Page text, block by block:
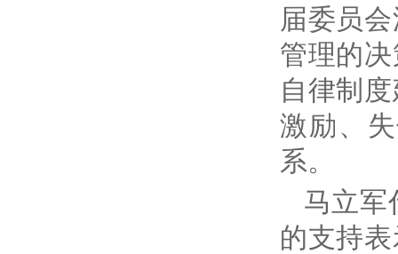
届委员
管理的
自律制
激励、
系。
马立军
的支持